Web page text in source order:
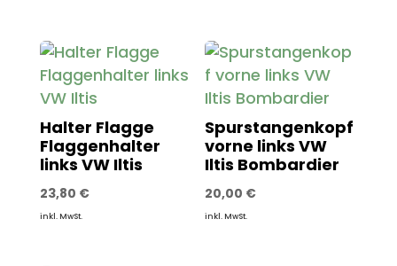
Halter Flagge
Flaggenhalter
links VW Iltis
23,80 €
inkl. MwSt.
Spurstangenkopf
vorne links VW
Iltis Bombardier
20,00 €
inkl. MwSt.